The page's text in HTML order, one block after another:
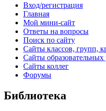
Вход/регистрация
Главная
Мой мини-сайт
Ответы на вопросы
Поиск по сайту
Сайты классов, групп,
Сайты
Сайты коллег
Форумы
Библиотека